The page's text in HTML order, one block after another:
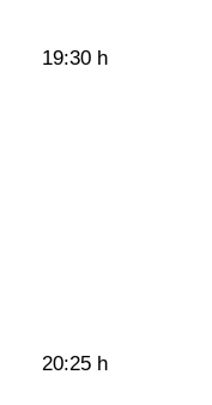
19:30 h
20:25 h